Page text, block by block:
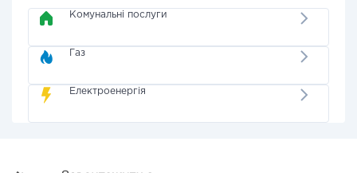
Комунальні послуги
Газ
Електроенергія